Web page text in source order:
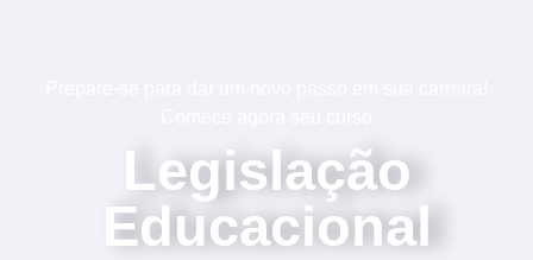
Legislação
Educacional